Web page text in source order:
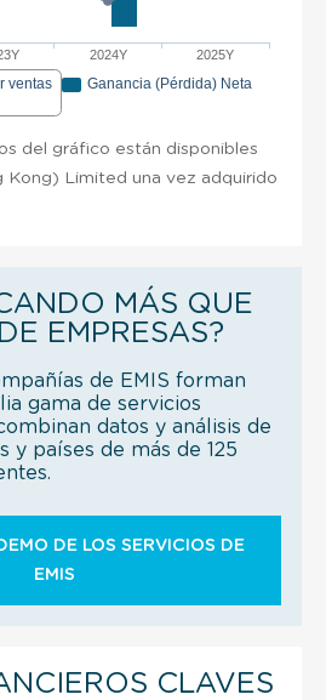
2024Y 2025Y
ventas
Ganancia (Pérdida) Neta
del gráfico están disponibles
Kong) Limited una vez adquirido
MÁS QUE
EMPRESAS?
de EMIS forman
gama de servicios
datos y análisis de
y países de más de 125
DE LOS SERVICIOS DE
EMIS
CLAVES